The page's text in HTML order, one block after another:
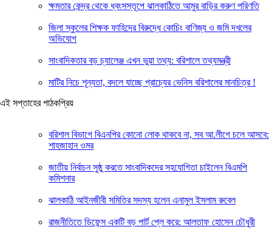
ক্ষমতার কেন্দ্র থেকে ধ্বংসস্তূপে ঝালকাঠিতে আমুর বাড়ির করুণ পরিণতি
জিলা স্কুলের শিক্ষক ফাহিদের বিরুদ্ধে কোচিং বাণিজ্য ও জমি দখলের
অভিযোগ
সাংবাদিকতার বড় চ্যালেঞ্জ এখন ভুয়া তথ্য: বরিশালে তথ্যমন্ত্রী
মাটির নিচে শূন্যতা, বদলে যাচ্ছে প্রাচ্যের ভেনিস বরিশালের মানচিত্র !
এই সপ্তাহের পাঠকপ্রিয়
বরিশাল বিভাগে বিএনপির কোনো লোক থাকবে না, সব আ.লীগে চলে আসবে:
শাহজাহান ওমর
জাতীয় নির্বাচন সুষ্ঠু করতে সাংবাদিকদের সহযোগিতা চাইলেন বিএমপি
কমিশনার
ঝালকাঠি আইনজীবী সমিতির সদস্য হলেন এনামুল ইসলাম রুবেল
রাজনীতিতে ডিফেন্স একটি বড় পার্ট প্লে করে: আলতাফ হোসেন চৌধুরী